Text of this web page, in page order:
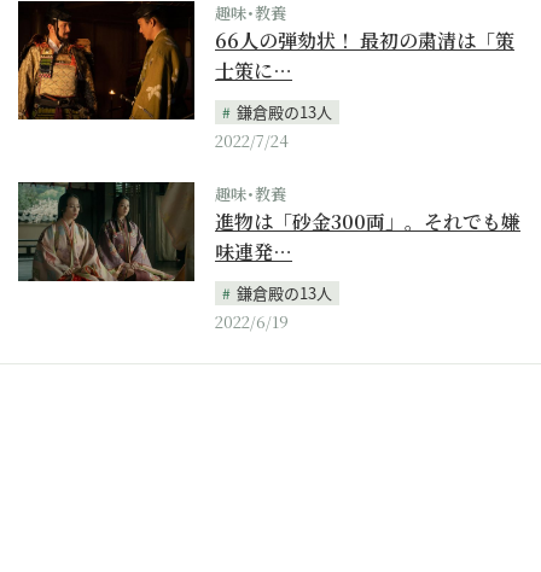
趣味･教養
66人の弾劾状！ 最初の粛清は「策
士策に…
鎌倉殿の13人
2022/7/24
趣味･教養
進物は「砂金300両」。それでも嫌
味連発…
鎌倉殿の13人
2022/6/19